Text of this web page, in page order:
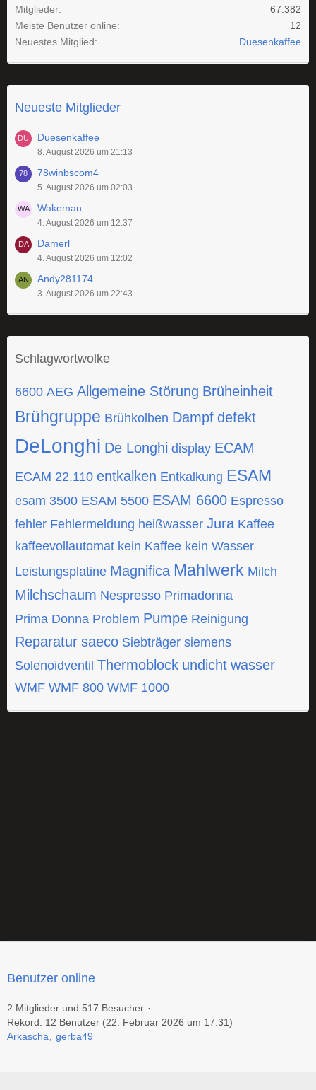
Mitglieder
67.382
Meiste Benutzer online
12
Neuestes Mitglied
Duesenkaffee
Neueste Mitglieder
Duesenkaffee
8. August 2026 um 21:13
78winbscom4
5. August 2026 um 02:03
Wakeman
4. August 2026 um 12:37
Damerl
4. August 2026 um 12:02
Andy281174
3. August 2026 um 22:43
Schlagwortwolke
6600 AEG Allgemeine Störung Brüheinheit
Brühgruppe Brühkolben Dampf defekt
DeLonghi De Longhi display ECAM
ECAM 22.110 entkalken Entkalkung ESAM
esam 3500 ESAM 5500 ESAM 6600 Espresso
fehler Fehlermeldung heißwasser Jura Kaffee
kaffeevollautomat kein Kaffee kein Wasser
Leistungsplatine Magnifica Mahlwerk Milch
Milchschaum Nespresso Primadonna
Prima Donna Problem Pumpe Reinigung
Reparatur saeco Siebträger siemens
Solenoidventil Thermoblock undicht wasser
WMF WMF 800 WMF 1000
Benutzer online
2 Mitglieder und 517 Besucher
Rekord: 12 Benutzer (22. Februar 2026 um 17:31)
Arkascha
gerba49